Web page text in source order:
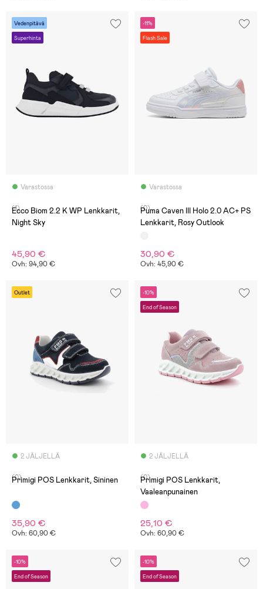
Vedenpitävä
Superhinta
Varastossa
(1)
Ecco Biom 2.2 K WP Lenkkarit,
Night Sky
45,90 €
Ovh: 94,90 €
-11%
Flash Sale
Varastossa
(0)
Puma Caven III Holo 2.0 AC+ PS
Lenkkarit, Rosy Outlook
30,90 €
Ovh: 45,90 €
Outlet
2 JÄLJELLÄ
(0)
Primigi POS Lenkkarit, Sininen
35,90 €
Ovh: 60,90 €
-10%
End of Season
2 JÄLJELLÄ
(0)
Primigi POS Lenkkarit,
Vaaleanpunainen
25,10 €
Ovh: 60,90 €
-10%
End of Season
-10%
End of Season